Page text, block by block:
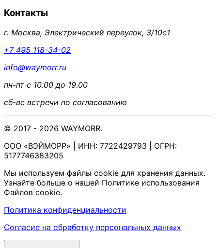
Контакты
г. Москва, Электрический переулок, 3/10с1
+7 495 118-34-02
info@waymorr.ru
пн-пт с 10.00 до 19.00
сб-вс встречи по согласованию
© 2017 - 2026 WAYMORR.
ООО «ВЭЙМОРР» | ИНН: 7722429793 | ОГРН:
5177746383205
Мы используем файлы cookie для хранения данных.
Узнайте больше о нашей Политике использования
Файлов cookie.
Политика конфиденциальности
Согласие на обработку персональных данных